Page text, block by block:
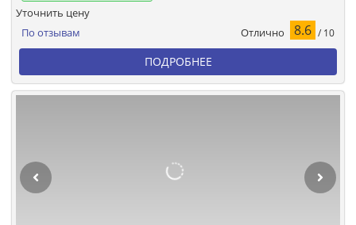
По отзывам Отлично 8.6 / 10
Уточнить цену
ПОДРОБНЕЕ